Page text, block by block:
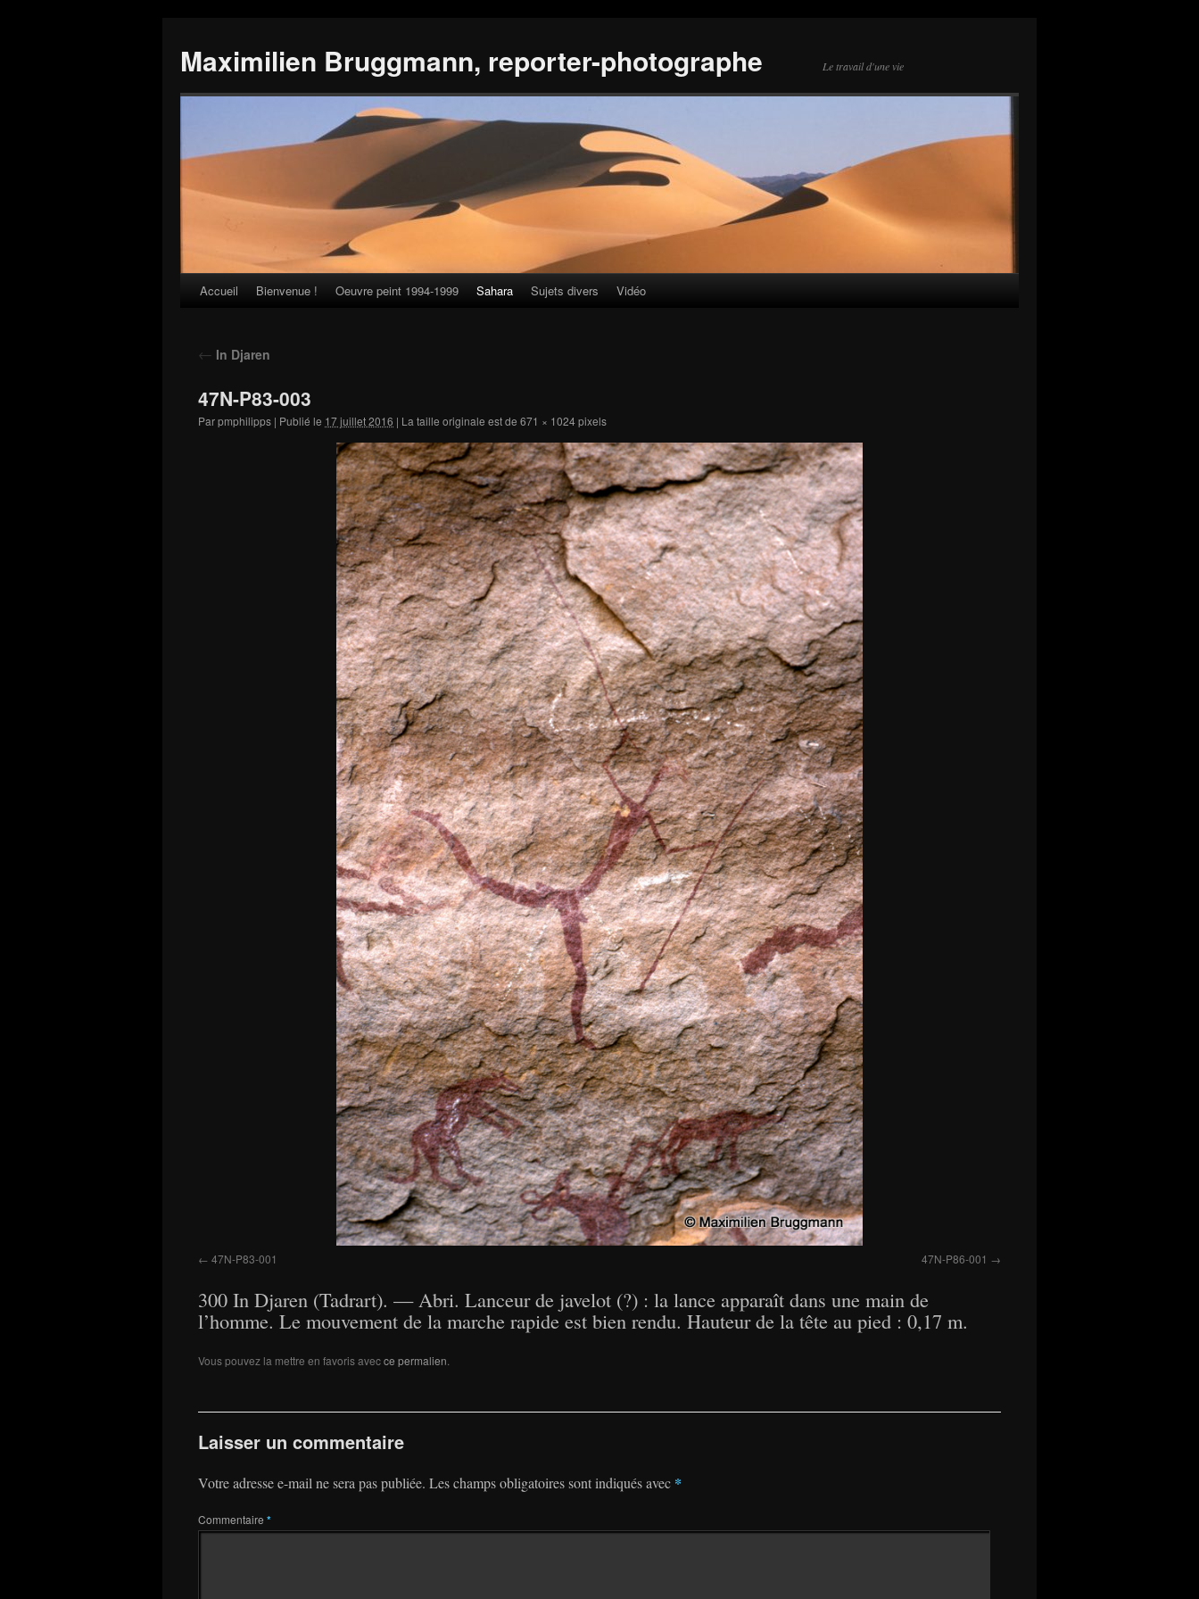
Maximilien Bruggmann, reporter-photographe Le travail d'une vie
Skip
content
Accueil Bienvenue ! Oeuvre peint 1994-1999 Sahara Sujets divers Vidéo
← In Djaren
47N-P83-003
Parpmphilipps | Publié le 17 juillet 2016 | La taille originale est de 671 × 1024pixels
47N-P83-001 47N-P86-001
300 In Djaren (Tadrart). — Abri. Lanceur de javelot (?) : la lance apparaît dans une main de
l’homme. Le mouvement de la marche rapide est bien rendu. Hauteur de la tête au pied : 0,17 m.
Vous pouvez la mettre en favoris avecce permalien
Laisser un commentaire
Votre adresse e-mail ne sera pas publiée. Les champs obligatoires sont indiqués avec *
Commentaire *